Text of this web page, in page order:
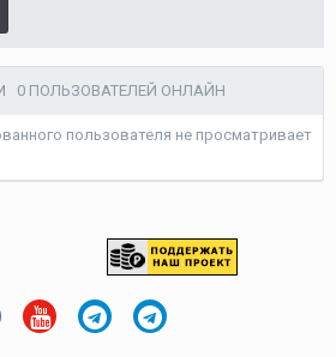
0 ПОЛЬЗОВАТЕЛЕЙ ОНЛАЙН
пользователя не просматривает